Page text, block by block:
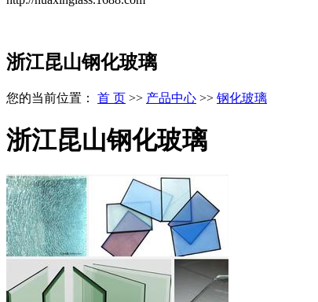
浙江昆山钢化玻璃
您的当前位置： 首 页 >> 产品中心 >> 钢化玻璃
浙江昆山钢化玻璃